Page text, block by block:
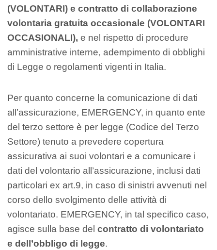
(VOLONTARI) e contratto di collaborazione
volontaria gratuita occasionale (VOLONTARI
OCCASIONALI), e nel rispetto di procedure
amministrative interne, adempimento di obblighi
di Legge o regolamenti vigenti in Italia.
Per quanto concerne la comunicazione di dati
all’assicurazione, EMERGENCY, in quanto ente
del terzo settore è per legge (Codice del Terzo
Settore) tenuto a prevedere copertura
assicurativa ai suoi volontari e a comunicare i
dati del volontario all’assicurazione, inclusi dati
particolari ex art.9, in caso di sinistri avvenuti nel
corso dello svolgimento delle attività di
volontariato. EMERGENCY, in tal specifico caso,
agisce sulla base del contratto di volontariato
e dell’obbligo di legge.